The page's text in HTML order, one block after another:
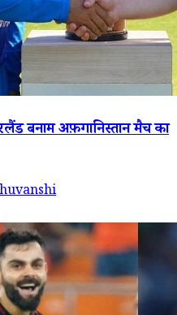
बनाम अफ़गानिस्तान मैच का